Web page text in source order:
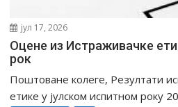
јул 17, 2026
Оцене из Истраживачке
рок
Поштоване колеге, Резултати
етике у јулском испитном року